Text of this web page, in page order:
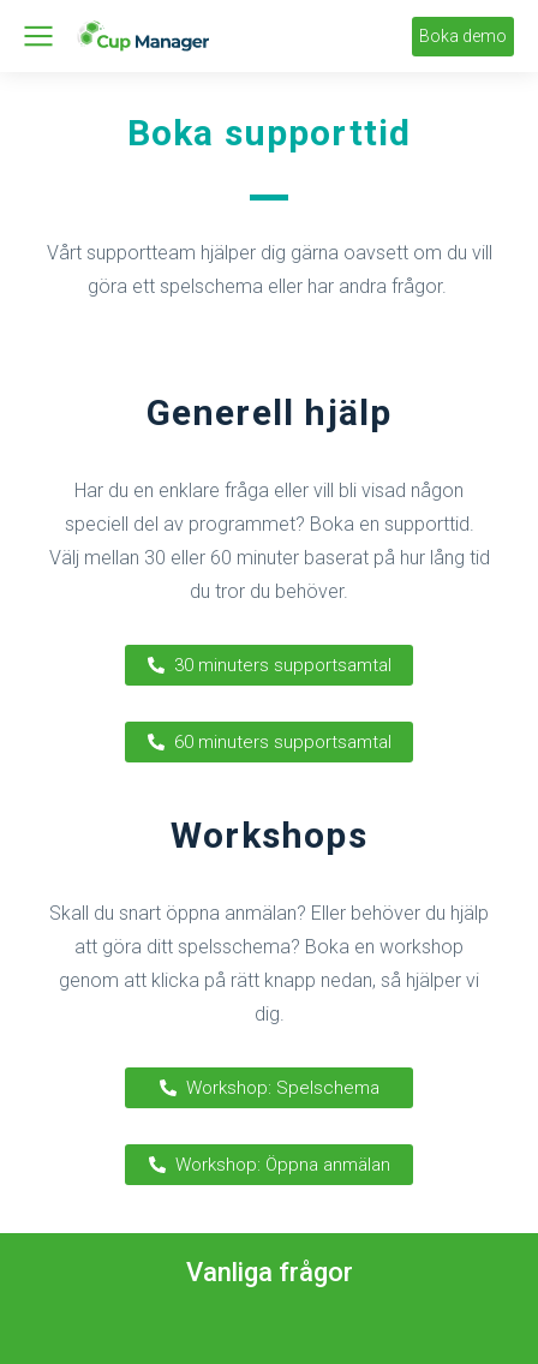
Boka demo
Boka supporttid
Vårt supportteam hjälper dig gärna oavsett om du vill
göra ett spelschema eller har andra frågor.
Generell hjälp
Har du en enklare fråga eller vill bli visad någon
speciell del av programmet? Boka en supporttid.
Välj mellan 30 eller 60 minuter baserat på hur lång tid
du tror du behöver.
30 minuters supportsamtal
60 minuters supportsamtal
Workshops
Skall du snart öppna anmälan? Eller behöver du hjälp
att göra ditt spelsschema? Boka en workshop
genom att klicka på rätt knapp nedan, så hjälper vi
dig.
Workshop: Spelschema
Workshop: Öppna anmälan
Vanliga frågor